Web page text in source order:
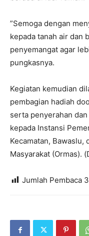
”Semoga dengan
kepada tanah air dan
penyemangat agar
pungkasnya.
Kegiatan kemudian
pembagian hadiah
serta penyerahan
kepada Instansi
Kecamatan, Bawaslu,
Masyarakat (Ormas).
Jumlah Pembaca